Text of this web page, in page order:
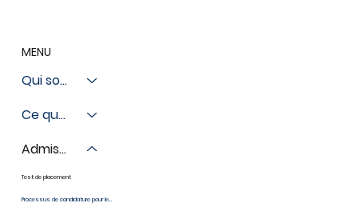
MENU
Qui sommes-nous
Ce que nous faisons
Admissions
Test de placement
Processus de candidature pour les nouveaux étudiants